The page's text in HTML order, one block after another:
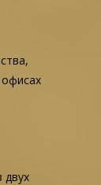
двух